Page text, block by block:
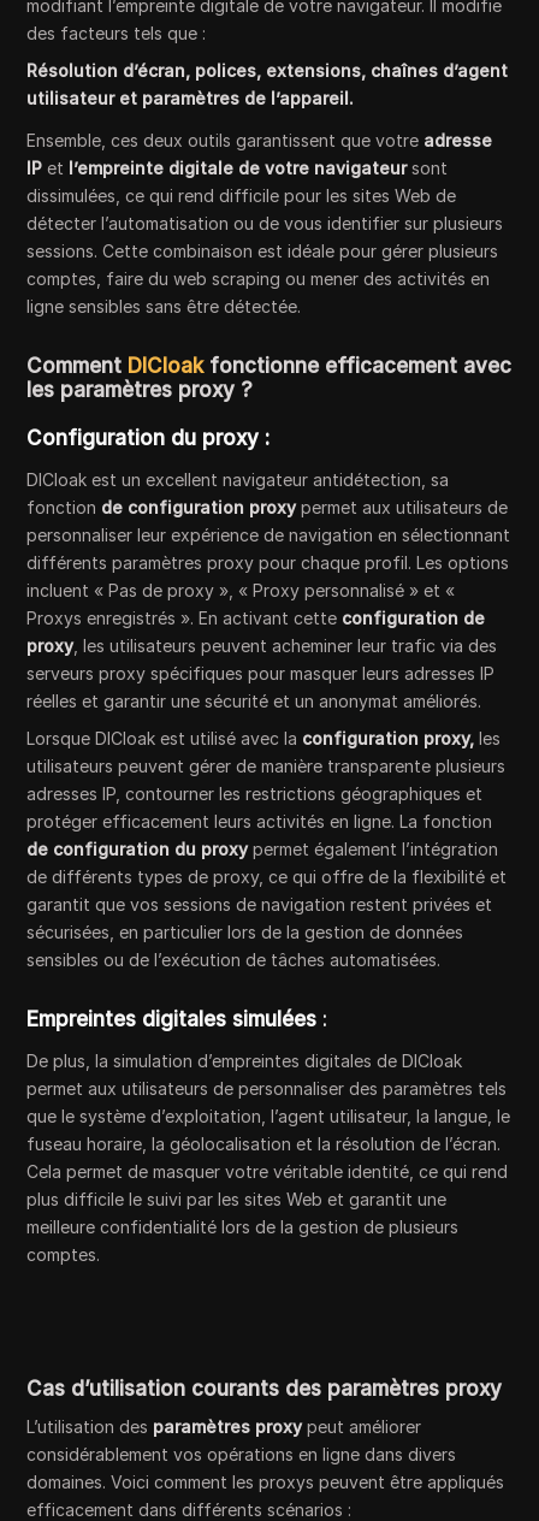
modifiant l’empreinte digitale de votre navigateur. Il modifie
des facteurs tels que :
Résolution d’écran, polices, extensions, chaînes d’agent
utilisateur et paramètres de l’appareil.
Ensemble, ces deux outils garantissent que votre adresse
IP et l’empreinte digitale de votre navigateursont
dissimulées, ce qui rend difficile pour les sites Web de
détecter l’automatisation ou de vous identifier sur plusieurs
sessions. Cette combinaison est idéale pour gérer plusieurs
comptes, faire du web scraping ou mener des activités en
ligne sensibles sans être détectée.
Comment DICloakfonctionne efficacement avec
les paramètres proxy ?
Configuration du proxy :
DICloak est un excellent navigateur antidétection, sa
fonction de configuration proxypermet aux utilisateurs de
personnaliser leur expérience de navigation en sélectionnant
différents paramètres proxy pour chaque profil. Les options
incluent « Pas de proxy », « Proxy personnalisé » et «
Proxys enregistrés ». En activant cette configuration de
proxy, les utilisateurs peuvent acheminer leur trafic via des
serveurs proxy spécifiques pour masquer leurs adresses IP
réelles et garantir une sécurité et un anonymat améliorés.
Lorsque DICloak est utilisé avec la configuration proxy,les
utilisateurs peuvent gérer de manière transparente plusieurs
adresses IP, contourner les restrictions géographiques et
protéger efficacement leurs activités en ligne. La fonction
de configuration du proxypermet également l’intégration
de différents types de proxy, ce qui offre de la flexibilité et
garantit que vos sessions de navigation restent privées et
sécurisées, en particulier lors de la gestion de données
sensibles ou de l’exécution de tâches automatisées.
Empreintes digitales simulées :
De plus, la simulation d’empreintes digitales de DICloak
permet aux utilisateurs de personnaliser des paramètres tels
que le système d’exploitation, l’agent utilisateur, la langue, le
fuseau horaire, la géolocalisation et la résolution de l’écran.
Cela permet de masquer votre véritable identité, ce qui rend
plus difficile le suivi par les sites Web et garantit une
meilleure confidentialité lors de la gestion de plusieurs
comptes.
Cas d’utilisation courants des paramètres proxy
L’utilisation des paramètres proxypeut améliorer
considérablement vos opérations en ligne dans divers
domaines. Voici comment les proxys peuvent être appliqués
efficacement dans différents scénarios :